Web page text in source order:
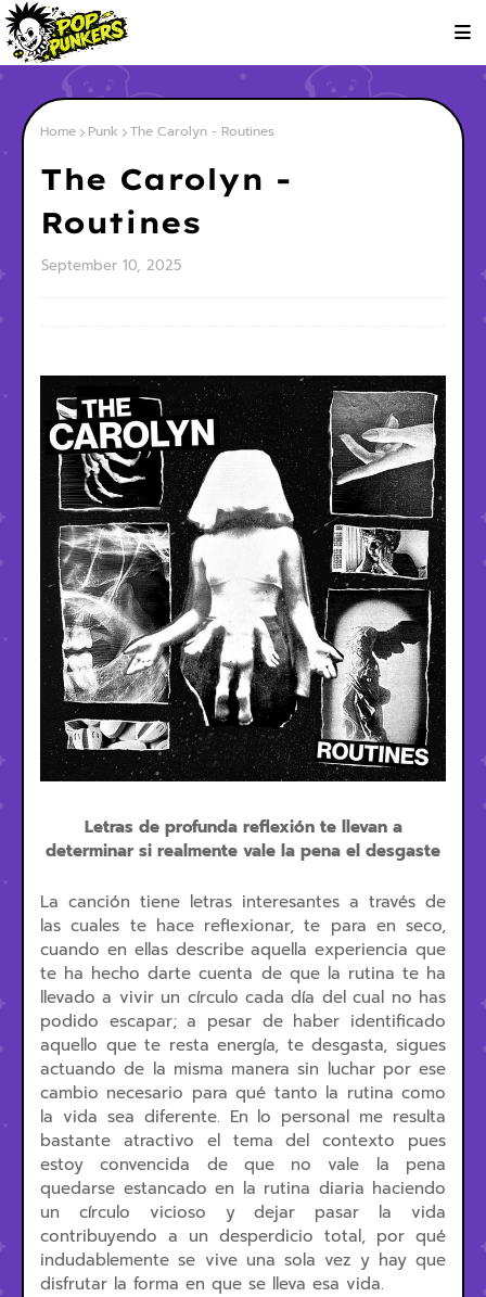
Home Punk The Carolyn - Routines
The Carolyn -
Routines
September 10, 2025
Letras de profunda reflexión te llevan a
determinar si realmente vale la pena el desgaste
La canción tiene letras interesantes a través de
las cuales te hace reflexionar, te para en seco,
cuando en ellas describe aquella experiencia que
te ha hecho darte cuenta de que la rutina te ha
llevado a vivir un círculo cada día del cual no has
podido escapar; a pesar de haber identificado
aquello que te resta energía, te desgasta, sigues
actuando de la misma manera sin luchar por ese
cambio necesario para qué tanto la rutina como
la vida sea diferente. En lo personal me resulta
bastante atractivo el tema del contexto pues
estoy convencida de que no vale la pena
quedarse estancado en la rutina diaria haciendo
un círculo vicioso y dejar pasar la vida
contribuyendo a un desperdicio total, por qué
indudablemente se vive una sola vez y hay que
disfrutar la forma en que se lleva esa vida.